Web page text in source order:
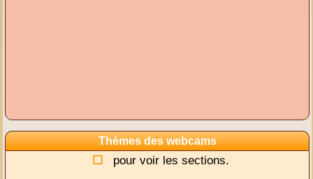
Thèmes des webcams
pour voir les sections.